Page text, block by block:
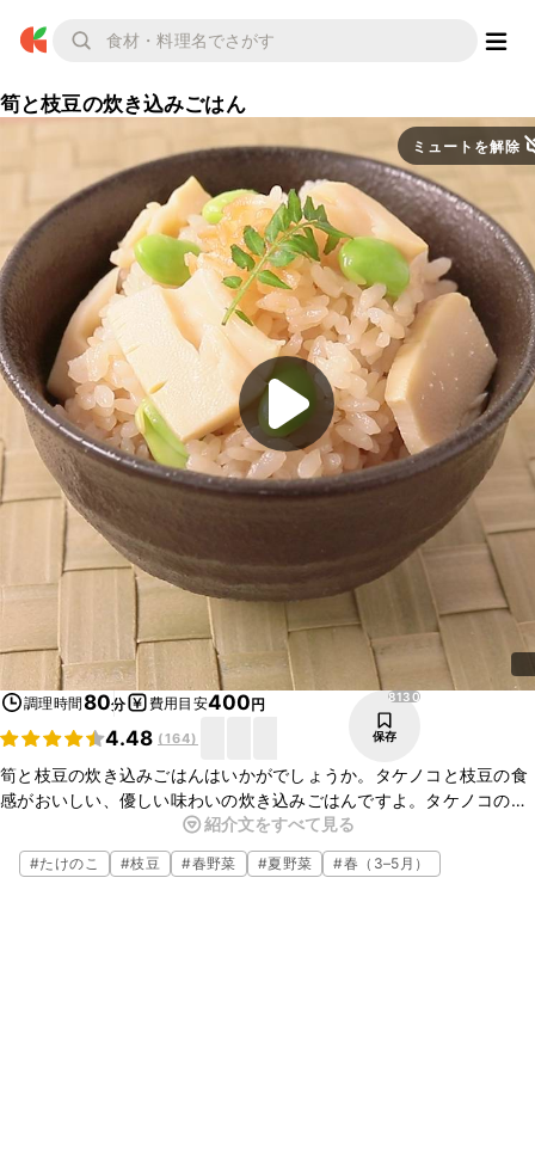
筍と枝豆の炊き込みごはん
ミュートを解除
調理時間80分 費用目安400円
4.48 (164)
8130
保存
筍と枝豆の炊き込みごはんはいかがでしょうか。タケノコと枝豆の食
感がおいしい、優しい味わいの炊き込みごはんですよ。タケノコの水
煮や白だしを使用することで、お手軽にお作りいただけますよ。ぜひ
お試しくださいね。
紹介文をすべて見る
#たけのこ #枝豆 #春野菜 #夏野菜 #春（3–5月）